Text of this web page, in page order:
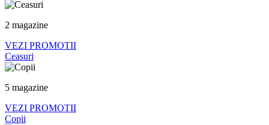
2 magazine
VEZI PROMOTII
Ceasuri
5 magazine
VEZI PROMOTII
Copii